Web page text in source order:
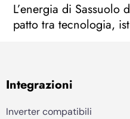
L’energia di Sassuolo
patto tra tecnologia,
Integrazioni
Inverter compatibili